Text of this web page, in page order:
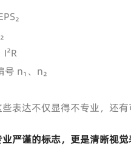
号 n₁、n₂
表达不仅显得不专业，还有
严谨的标志，更是清晰视觉